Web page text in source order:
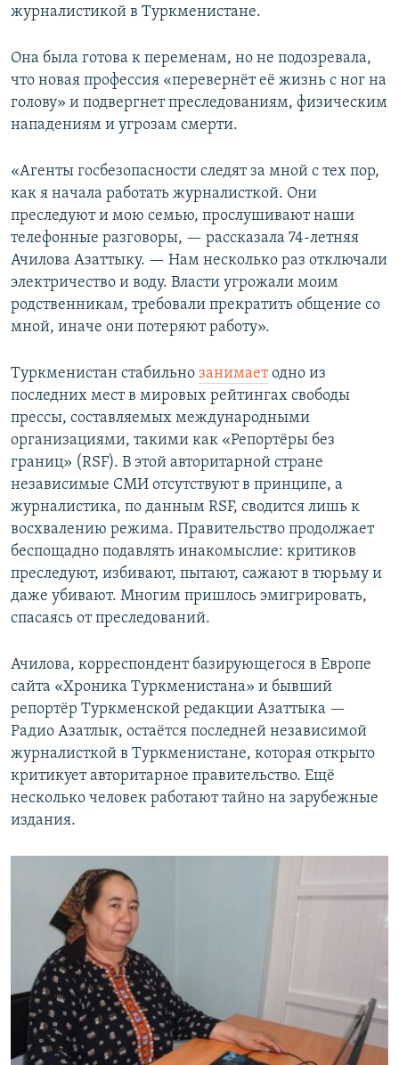
журналистикой в Туркменистане.
Она была готова к переменам, но не подозревала,
что новая профессия «перевернёт её жизнь с ног на
голову» и подвергнет преследованиям, физическим
нападениям и угрозам смерти.
«Агенты госбезопасности следят за мной с тех пор,
как я начала работать журналисткой. Они
преследуют и мою семью, прослушивают наши
телефонные разговоры, — рассказала 74-летняя
Ачилова Азаттыку. — Нам несколько раз отключали
электричество и воду. Власти угрожали моим
родственникам, требовали прекратить общение со
мной, иначе они потеряют работу».
Туркменистан стабильно занимаетодно из
последних мест в мировых рейтингах свободы
прессы, составляемых международными
организациями, такими как «Репортёры без
границ» (RSF). В этой авторитарной стране
независимые СМИ отсутствуют в принципе, а
журналистика, по данным RSF, сводится лишь к
восхвалению режима. Правительство продолжает
беспощадно подавлять инакомыслие: критиков
преследуют, избивают, пытают, сажают в тюрьму и
даже убивают. Многим пришлось эмигрировать,
спасаясь от преследований.
Ачилова, корреспондент базирующегося в Европе
сайта «Хроника Туркменистана» и бывший
репортёр Туркменской редакции Азаттыка —
Радио Азатлык, остаётся последней независимой
журналисткой в Туркменистане, которая открыто
критикует авторитарное правительство. Ещё
несколько человек работают тайно на зарубежные
издания.